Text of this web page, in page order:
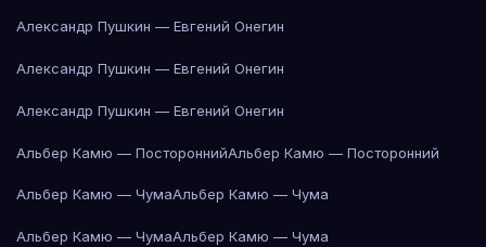
Александр Пушкин — Евгений Онегин
Александр Пушкин — Евгений Онегин
Александр Пушкин — Евгений Онегин
Альбер Камю — ПостороннийАльбер Камю — Посторонний
Альбер Камю — ЧумаАльбер Камю — Чума
Альбер Камю — ЧумаАльбер Камю — Чума